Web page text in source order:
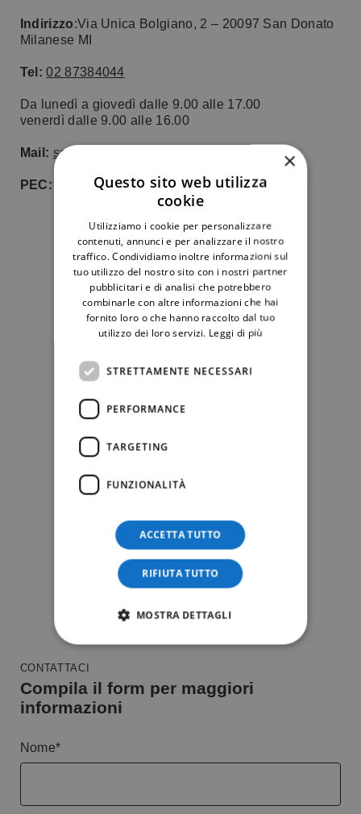
Indirizzo:Via Unica Bolgiano, 2 – 20097 San Donato
Milanese MI
Tel: 02 87384044
Da lunedì a giovedì dalle 9.00 alle 17.00
venerdì dalle 9.00 alle 16.00
Mail: segreteria@cuorefratello.org
PEC: cuorefratello@pec.assicert.net
CONTATTACI
Compila il form per maggiori
informazioni
Nome*
×
Questo sito web utilizza
cookie
Utilizziamo i cookie per personalizzare
contenuti, annunci e per analizzare il nostro
traffico. Condividiamo inoltre informazioni sul
tuo utilizzo del nostro sito con i nostri partner
pubblicitari e di analisi che potrebbero
combinarle con altre informazioni che hai
fornito loro o che hanno raccolto dal tuo
utilizzo dei loro servizi. Leggi di più
STRETTAMENTE NECESSARI
PERFORMANCE
TARGETING
FUNZIONALITÀ
ACCETTA TUTTO
RIFIUTA TUTTO
MOSTRA DETTAGLI